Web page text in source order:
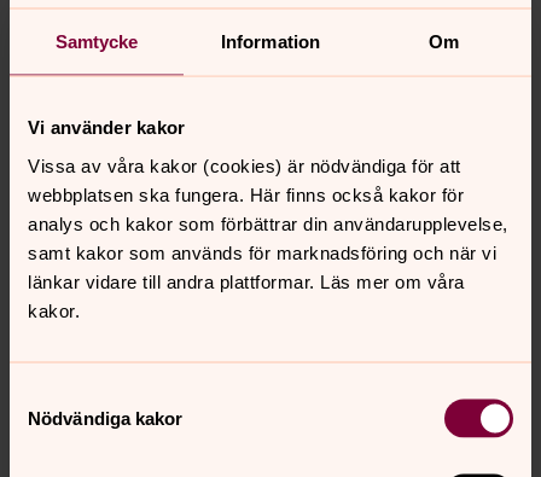
Samtycke Information Om
Vi använder kakor
Vissa av våra kakor (cookies) är nödvändiga för att
webbplatsen ska fungera. Här finns också kakor för
analys och kakor som förbättrar din användarupplevelse,
samt kakor som används för marknadsföring och när vi
länkar vidare till andra plattformar. Läs mer om våra
kakor.
Nödvändiga kakor
Foto: Olle Thoors